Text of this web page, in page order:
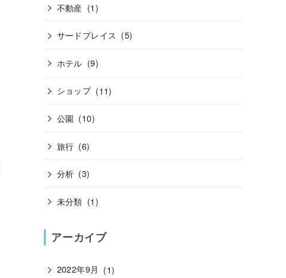
不動産 (1)
サードプレイス (5)
ホテル (9)
ショップ (11)
公園 (10)
旅行 (6)
分析 (3)
未分類 (1)
アーカイブ
2022年9月 (1)